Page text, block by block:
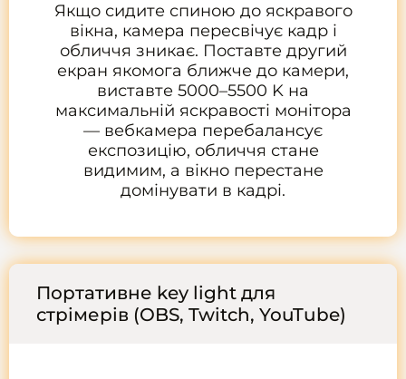
Якщо сидите спиною до яскравого
вікна, камера пересвічує кадр і
обличчя зникає. Поставте другий
екран якомога ближче до камери,
виставте 5000–5500 K на
максимальній яскравості монітора
— вебкамера перебалансує
експозицію, обличчя стане
видимим, а вікно перестане
домінувати в кадрі.
Портативне key light для
стрімерів (OBS, Twitch, YouTube)